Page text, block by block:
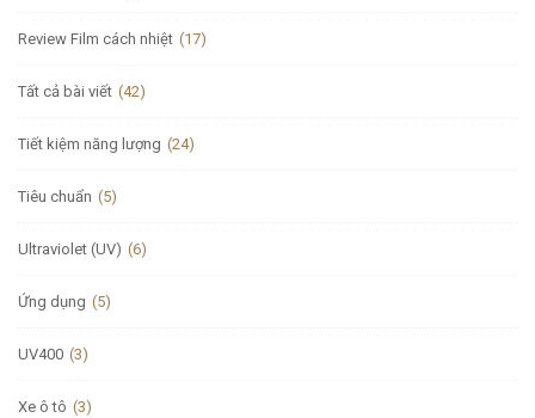
Review Film cách nhiệt (17)
Tất cả bài viết (42)
Tiết kiệm năng lượng (24)
Tiêu chuẩn (5)
Ultraviolet (UV) (6)
Ứng dụng (5)
UV400 (3)
Xe ô tô (3)